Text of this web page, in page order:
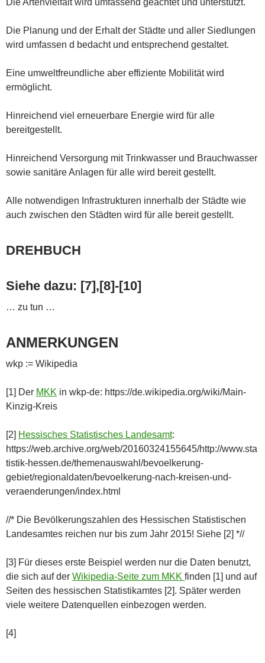
Die Planung und der Erhalt der Städte und aller Siedlungen
wird umfassen d bedacht und entsprechend gestaltet.
Eine umweltfreundliche aber effiziente Mobilität wird
ermöglicht.
Hinreichend viel erneuerbare Energie wird für alle
bereitgestellt.
Hinreichend Versorgung mit Trinkwasser und Brauchwasser
sowie sanitäre Anlagen für alle wird bereit gestellt.
Alle notwendigen Infrastrukturen innerhalb der Städte wie
auch zwischen den Städten wird für alle bereit gestellt.
DREHBUCH
Siehe dazu: [7],[8]-[10]
… zu tun …
ANMERKUNGEN
wkp := Wikipedia
[1] Der MKK in wkp-de: https://de.wikipedia.org/wiki/Main-
Kinzig-Kreis
[2] Hessisches Statistisches Landesamt:
https://web.archive.org/web/20160324155645/http://www.sta
tistik-hessen.de/themenauswahl/bevoelkerung-
gebiet/regionaldaten/bevoelkerung-nach-kreisen-und-
veraenderungen/index.html
//* Die Bevölkerungszahlen des Hessischen Statistischen
Landesamtes reichen nur bis zum Jahr 2015! Siehe [2] *//
[3] Für dieses erste Beispiel werden nur die Daten benutzt,
die sich auf der Wikipedia-Seite zum MKK finden [1] und auf
Seiten des hessischen Statistikamtes [2]. Später werden
viele weitere Datenquellen einbezogen werden.
[4]